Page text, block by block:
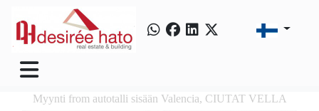
Myynti from autotalli sisään Valencia, CIUTAT VELLA